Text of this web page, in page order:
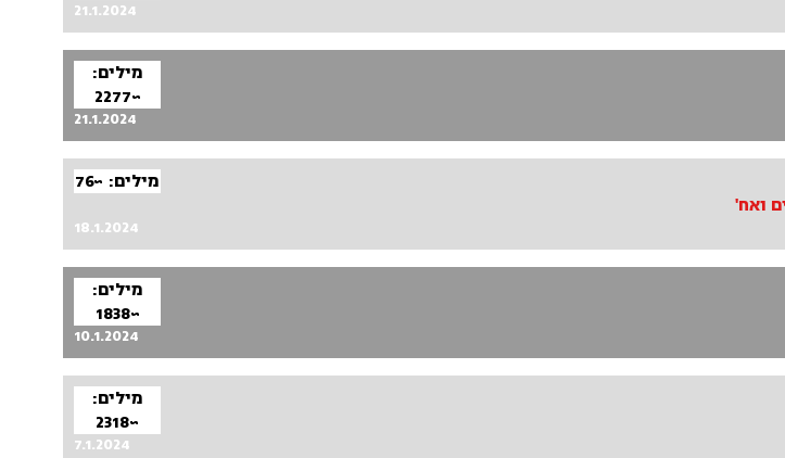
21.1.2024
מילים:
~2277
21.1.2024
מילים: ~76
18.1.2024
מילים:
~1838
10.1.2024
מילים:
~2318
7.1.2024